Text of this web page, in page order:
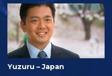
Yuzuru – Japan